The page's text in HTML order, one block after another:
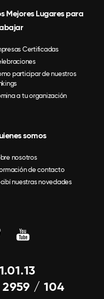
Mejores Lugares para
Certificadas
participar de nuestros
a tu organización
somos
nosotros
de contacto
nuestras novedades
/ 104